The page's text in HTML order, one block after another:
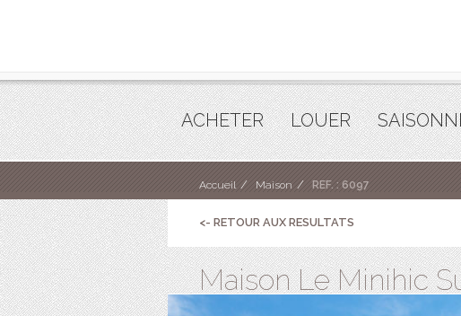
ACHETER LOUER
Accueil Maison REF. : 6097
<- RETOUR AUX RESULTATS
Maison Le Minihic